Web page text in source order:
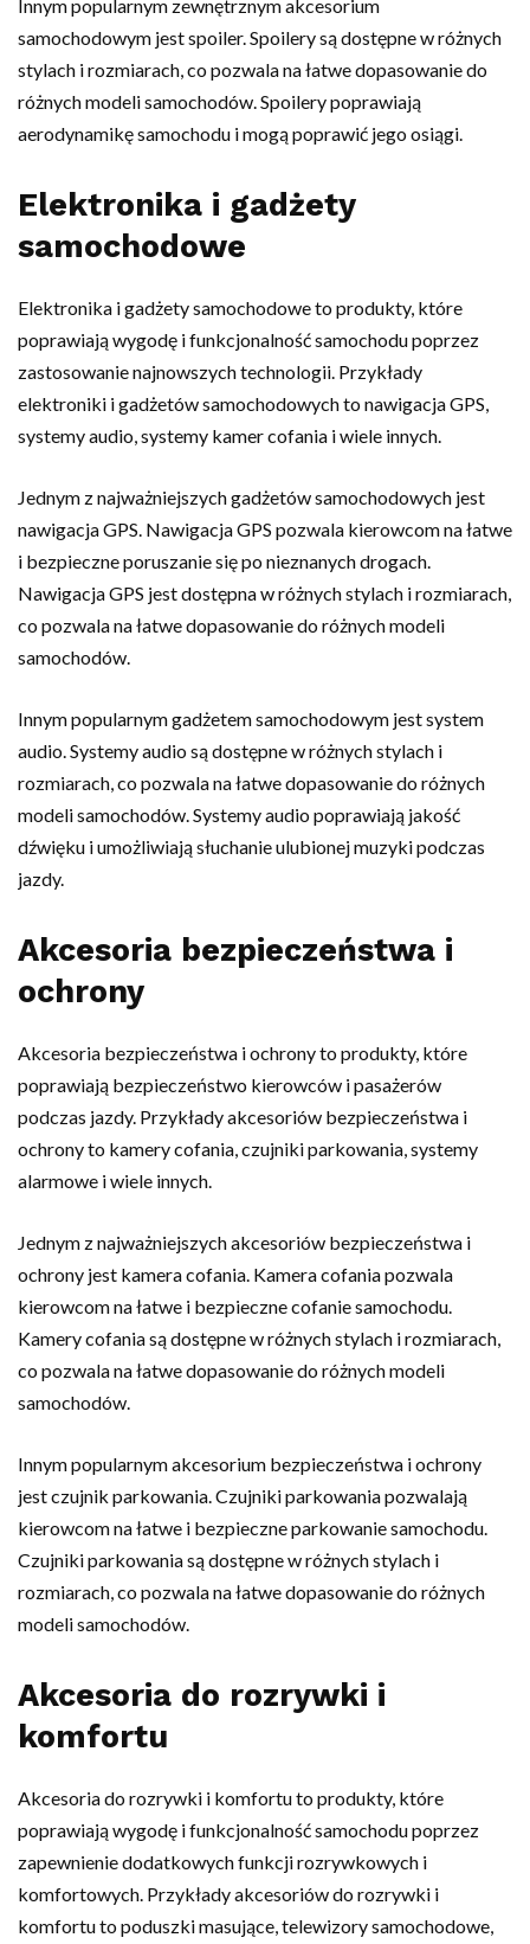
Innym popularnym zewnętrznym akcesorium
samochodowym jest spoiler. Spoilery są dostępne w różnych
stylach i rozmiarach, co pozwala na łatwe dopasowanie do
różnych modeli samochodów. Spoilery poprawiają
aerodynamikę samochodu i mogą poprawić jego osiągi.
Elektronika i gadżety
samochodowe
Elektronika i gadżety samochodowe to produkty, które
poprawiają wygodę i funkcjonalność samochodu poprzez
zastosowanie najnowszych technologii. Przykłady
elektroniki i gadżetów samochodowych to nawigacja GPS,
systemy audio, systemy kamer cofania i wiele innych.
Jednym z najważniejszych gadżetów samochodowych jest
nawigacja GPS. Nawigacja GPS pozwala kierowcom na łatwe
i bezpieczne poruszanie się po nieznanych drogach.
Nawigacja GPS jest dostępna w różnych stylach i rozmiarach,
co pozwala na łatwe dopasowanie do różnych modeli
samochodów.
Innym popularnym gadżetem samochodowym jest system
audio. Systemy audio są dostępne w różnych stylach i
rozmiarach, co pozwala na łatwe dopasowanie do różnych
modeli samochodów. Systemy audio poprawiają jakość
dźwięku i umożliwiają słuchanie ulubionej muzyki podczas
jazdy.
Akcesoria bezpieczeństwa i
ochrony
Akcesoria bezpieczeństwa i ochrony to produkty, które
poprawiają bezpieczeństwo kierowców i pasażerów
podczas jazdy. Przykłady akcesoriów bezpieczeństwa i
ochrony to kamery cofania, czujniki parkowania, systemy
alarmowe i wiele innych.
Jednym z najważniejszych akcesoriów bezpieczeństwa i
ochrony jest kamera cofania. Kamera cofania pozwala
kierowcom na łatwe i bezpieczne cofanie samochodu.
Kamery cofania są dostępne w różnych stylach i rozmiarach,
co pozwala na łatwe dopasowanie do różnych modeli
samochodów.
Innym popularnym akcesorium bezpieczeństwa i ochrony
jest czujnik parkowania. Czujniki parkowania pozwalają
kierowcom na łatwe i bezpieczne parkowanie samochodu.
Czujniki parkowania są dostępne w różnych stylach i
rozmiarach, co pozwala na łatwe dopasowanie do różnych
modeli samochodów.
Akcesoria do rozrywki i
komfortu
Akcesoria do rozrywki i komfortu to produkty, które
poprawiają wygodę i funkcjonalność samochodu poprzez
zapewnienie dodatkowych funkcji rozrywkowych i
komfortowych. Przykłady akcesoriów do rozrywki i
komfortu to poduszki masujące, telewizory samochodowe,